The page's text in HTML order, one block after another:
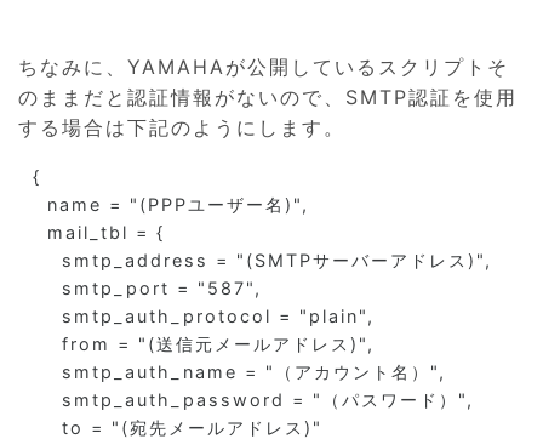
ちなみに、YAMAHAが公開しているスクリプトそ
のままだと認証情報がないので、SMTP認証を使用
する場合は下記のようにします。
  {
    name = "(PPPユーザー名)",
    mail_tbl = {
      smtp_address = "(SMTPサーバーアドレス)",
      smtp_port = "587",
      smtp_auth_protocol = "plain",
      from = "(送信元メールアドレス)",
      smtp_auth_name = "（アカウント名）",
      smtp_auth_password = "（パスワード）",
      to = "(宛先メールアドレス)"